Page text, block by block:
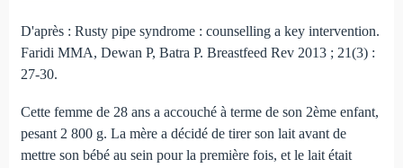
D'après : Rusty pipe syndrome : counselling a key intervention.
Faridi MMA, Dewan P, Batra P. Breastfeed Rev 2013 ; 21(3) :
27-30.
Cette femme de 28 ans a accouché à terme de son 2ème enfant,
pesant 2 800 g. La mère a décidé de tirer son lait avant de
mettre son bébé au sein pour la première fois, et le lait était